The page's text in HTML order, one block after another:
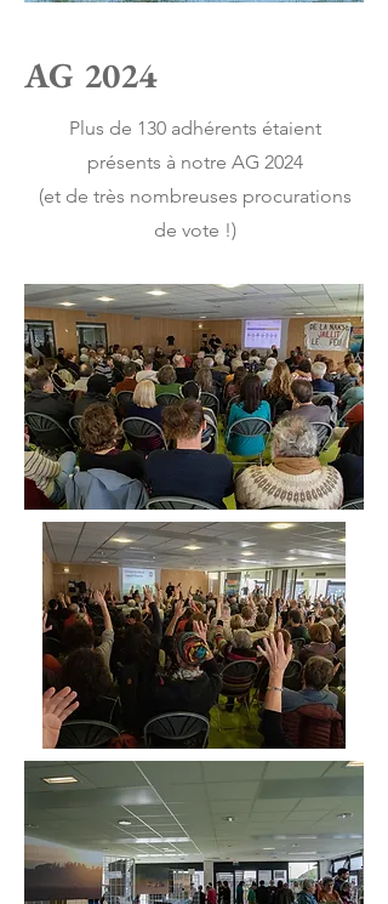
AG 2024
Plus de 130 adhérents étaient
présents à notre AG 2024
(et de très nombreuses procurations
de vote !)